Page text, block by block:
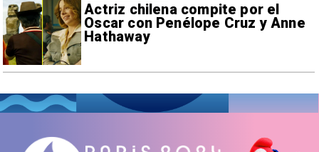
Actriz chilena compite por el
Oscar con Penélope Cruz y Anne
Hathaway